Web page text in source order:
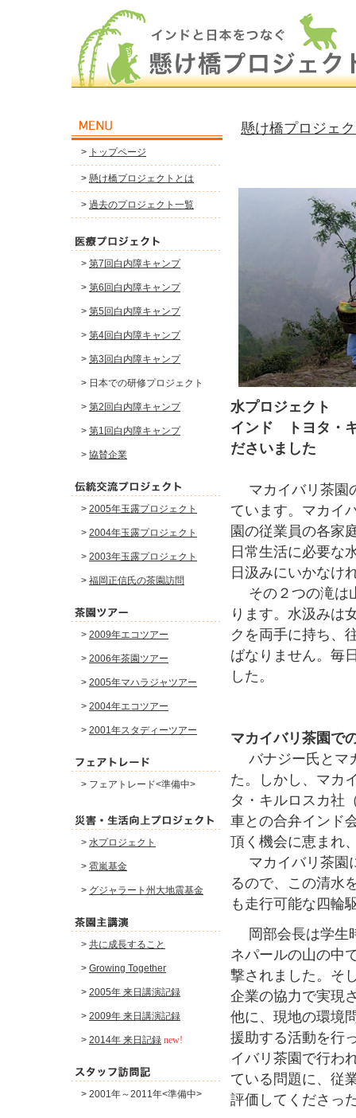
> トップページ
> 懸け橋プロジェクトとは
> 過去のプロジェクト一覧
> 第7回白内障キャンプ
> 第6回白内障キャンプ
> 第5回白内障キャンプ
> 第4回白内障キャンプ
> 第3回白内障キャンプ
> 日本での研修プロジェクト
> 第2回白内障キャンプ
> 第1回白内障キャンプ
> 協賛企業
> 2005年玉露プロジェクト
> 2004年玉露プロジェクト
> 2003年玉露プロジェクト
> 福岡正信氏の茶園訪問
> 2009年エコツアー
> 2006年茶園ツアー
> 2005年マハラジャツアー
> 2004年エコツアー
> 2001年スタディーツアー
> フェアトレード<準備中>
> 水プロジェクト
> 雹嵐基金
> グジャラート州大地震基金
> 共に成長すること
> Growing Together
> 2005年 来日講演記録
> 2009年 来日講演記録
> 2014年 来日記録 new!
> 2001年～2011年<準備中>
懸け橋プロジェ
水プロジェクト
インド トヨタ・
ださいました
マカイバリ茶園
ています。マカイ
園の従業員の各家
日常生活に必要な
日汲みにいかなけ
その２つの滝は
ります。水汲みは
クを両手に持ち、
ばなりません。毎
した。
マカイバリ茶園で
バナジー氏とマ
た。しかし、マカ
タ・キルロスカ社
車との合弁インド
頂く機会に恵まれ
マカイバリ茶園
るので、この清水
も走行可能な四輪
岡部会長は学生
ネパールの山の中
撃されました。そ
企業の協力で実現
他に、現地の環境
援助する活動を行
イバリ茶園で行わ
ている問題に、従
評価してくださっ